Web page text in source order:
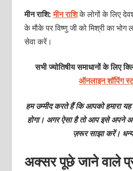
मीन राशि:मीन राशिके लोगों के लिए
के मौके पर विष्णु जी को मिश्री का भोग
सेवा करें।
सभी ज्योतिषीय समाधानों के लिए
ऑनलाइन शॉपिंग
हम उम्मीद करते हैं कि आपको हमारा
होगा। अगर ऐसा है तो आप इसे अपने
ज़रूर साझा करें।
अक्सर पूछे जाने वाले